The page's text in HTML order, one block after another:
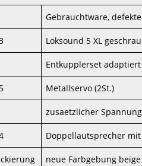
Gebrauchtware,
Loksound 5 XL
Entkupplerset adaptiert
Metallservo (2St.)
zusaetzlicher
Doppellautsprecher mit
neue Farbgebung